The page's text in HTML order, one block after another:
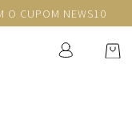
O CUPOM NEWS10